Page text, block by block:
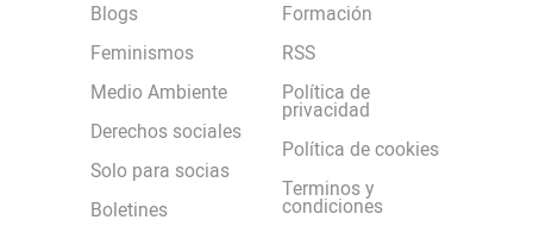
Blogs
Feminismos
Medio Ambiente
Derechos sociales
Solo para socias
Boletines
Formación
RSS
Política de
privacidad
Política de cookies
Terminos y
condiciones